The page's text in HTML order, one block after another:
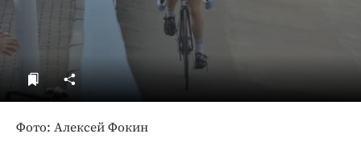
Фото: Алексей Фокин